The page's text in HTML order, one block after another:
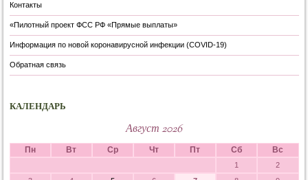
Контакты
«Пилотный проект ФСС РФ «Прямые выплаты»
Информация по новой коронавирусной инфекции (COVID-19)
Обратная связь
КАЛЕНДАРЬ
Август 2026
Пн Вт Ср Чт Пт Сб Вс
1
2